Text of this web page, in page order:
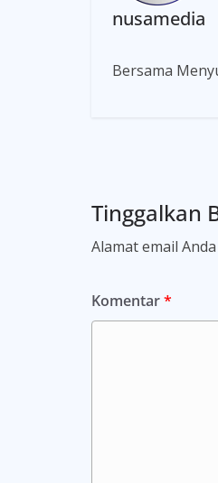
nusamedia
Bersama
Tinggalkan
Alamat email
Komentar*